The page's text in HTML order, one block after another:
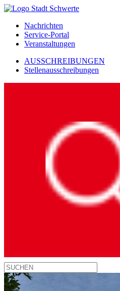
Nachrichten
Service-Portal
Veranstaltungen
AUSSCHREIBUNGEN
Stellenausschreibungen